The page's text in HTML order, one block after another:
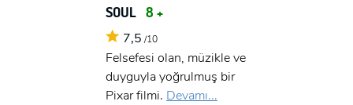
SOUL 8 +
7,5 /10
Felsefesi olan, müzikle ve
duyguyla yoğrulmuş bir
Pixar filmi. Devamı...